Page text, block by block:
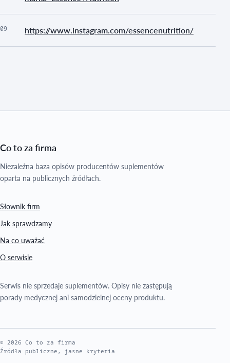
09 https://www.instagram.com/essencenutrition/
Co to za firma
Niezależna baza opisów producentów suplementów
oparta na publicznych źródłach.
Słownik firm
Jak sprawdzamy
Na co uważać
O serwisie
Serwis nie sprzedaje suplementów. Opisy nie zastępują
porady medycznej ani samodzielnej oceny produktu.
© 2026 Co to za firma
Źródła publiczne, jasne kryteria